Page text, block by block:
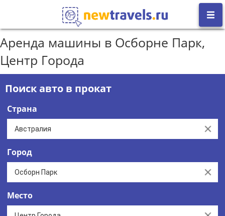
Аренда машины в Осборне Парк,
Центр Города
Поиск авто в прокат
Страна
Clear
Город
Clear
Место